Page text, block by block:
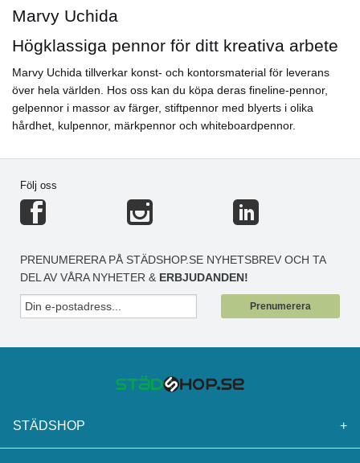
Marvy Uchida
Högklassiga pennor för ditt kreativa arbete
Marvy Uchida tillverkar konst- och kontorsmaterial för leverans
över hela världen. Hos oss kan du köpa deras fineline-pennor,
gelpennor i massor av färger, stiftpennor med blyerts i olika
hårdhet, kulpennor, märkpennor och whiteboardpennor.
Följ oss
PRENUMERERA PÅ STÄDSHOP.SE NYHETSBREV OCH TA
DEL AV VÅRA NYHETER & ERBJUDANDEN!
Prenumerera
STÄDSHOP +